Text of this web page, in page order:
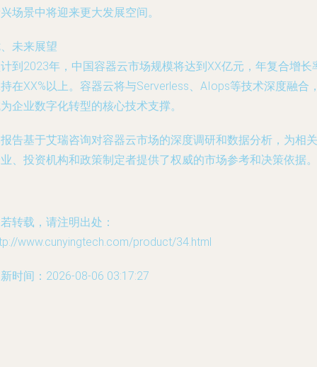
场景中将迎来更大发展空间。
未来展望
到2023年，中国容器云市场规模将达到XX亿元，年复合增长
在XX%以上。容器云将与Serverless、AIops等技术深度融合
企业数字化转型的核心技术支撑。
告基于艾瑞咨询对容器云市场的深度调研和数据分析，为相关
、投资机构和政策制定者提供了权威的市场参考和决策依据。
转载，请注明出处：
www.cunyingtech.com/product/34.html
时间：2026-08-06 03:17:27